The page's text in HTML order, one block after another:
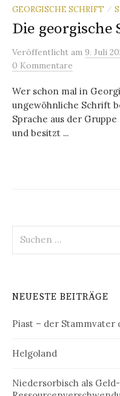
GEORGISCHE SCHRIFT /
Die georgische
Veröffentlicht am 9. Juli
0 Kommentare
Wer schon mal in
ungewöhnliche Schrift
Sprache aus der
und besitzt ...
nach:
NEUESTE BEITRÄGE
Piast – der Stammvater
Helgoland
Niedersorbisch als